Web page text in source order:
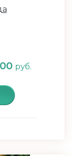
руб.